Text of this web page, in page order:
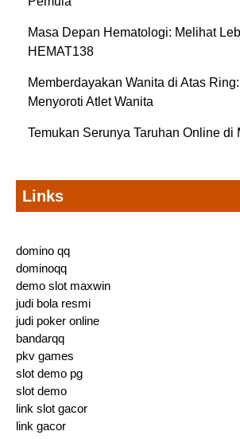
Masa Depan Hematologi: Melihat
HEMAT138
Memberdayakan Wanita di Atas
Menyoroti Atlet Wanita
Temukan Serunya Taruhan Online di
Links
domino qq
dominoqq
demo slot maxwin
judi bola resmi
judi poker online
bandarqq
pkv games
slot demo pg
slot demo
link slot gacor
link gacor